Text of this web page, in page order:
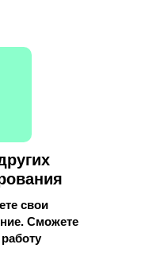
свои
Сможете
роли.